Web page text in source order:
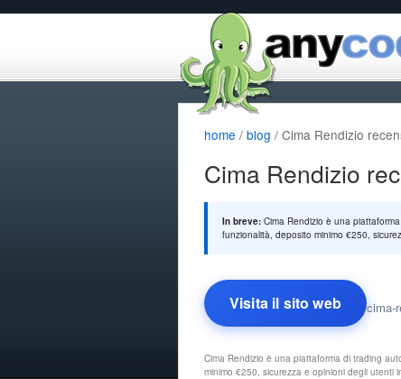
home / blog / Cima Rendizio
Cima Rendizio
In breve: Cima Rendizio è una
funzionalità, deposito minimo €250,
Visita il sito web cima-
Cima Rendizio è una piattaforma di trading
minimo €250, sicurezza e opinioni degli utenti